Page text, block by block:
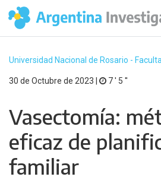
Universidad Nacional de Rosario -
30 de Octubre de 2023 | 7 ′ 5 ′′
Vasectomía:
eficaz de
familiar